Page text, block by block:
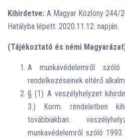
Kihirdetve: A Magyar Közlöny 244/
Hatályba lépett: 2020.11.12. napján.
(Tájékoztató és némi
A munkavédelemről
rendelkezéseinek eltérő
§ (1) A veszélyhelyzet
3.) Korm. rendeletben
továbbiakban:
munkavédelemről szóló